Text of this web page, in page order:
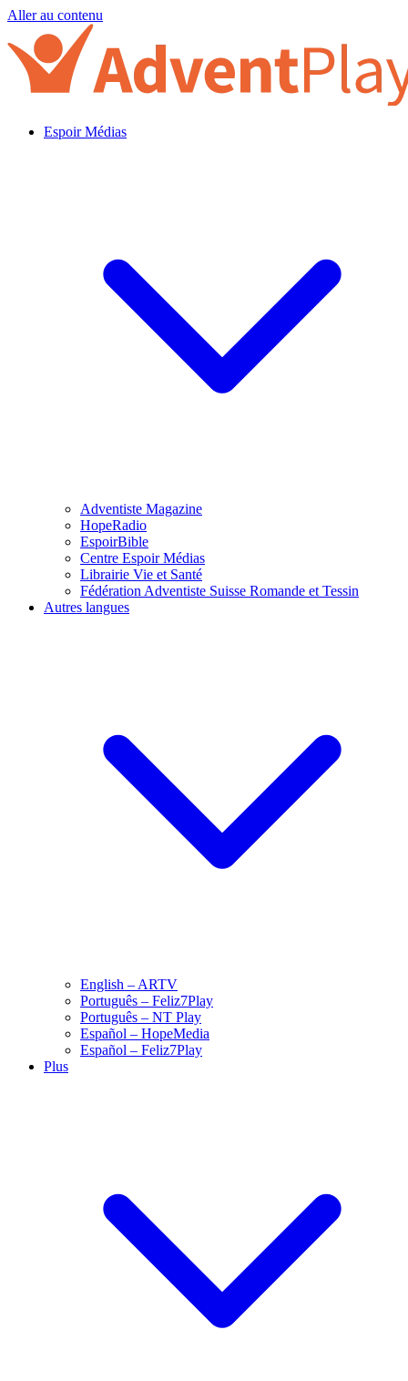
Aller au contenu
Espoir Médias
Adventiste Magazine
HopeRadio
EspoirBible
Centre Espoir Médias
Librairie Vie et Santé
Fédération Adventiste Suisse Romande et Tessin
Autres langues
English – ARTV
Português – Feliz7Play
Português – NT Play
Español – HopeMedia
Español – Feliz7Play
Plus